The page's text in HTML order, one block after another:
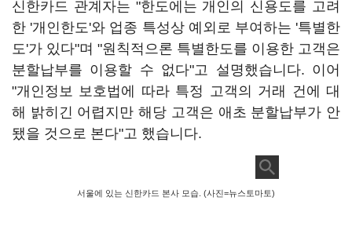
신한카드 관계자는 "한도에는 개인의 신용도를 고려
한 '개인한도'와 업종 특성상 예외로 부여하는 '특별한
도'가 있다"며 "원칙적으론 특별한도를 이용한 고객은
분할납부를 이용할 수 없다"고 설명했습니다. 이어
"개인정보 보호법에 따라 특정 고객의 거래 건에 대
해 밝히긴 어렵지만 해당 고객은 애초 분할납부가 안
됐을 것으로 본다"고 했습니다.
서울에 있는 신한카드 본사 모습. (사진=뉴스토마토)